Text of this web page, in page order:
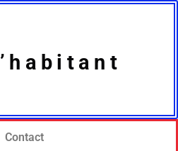
Contact